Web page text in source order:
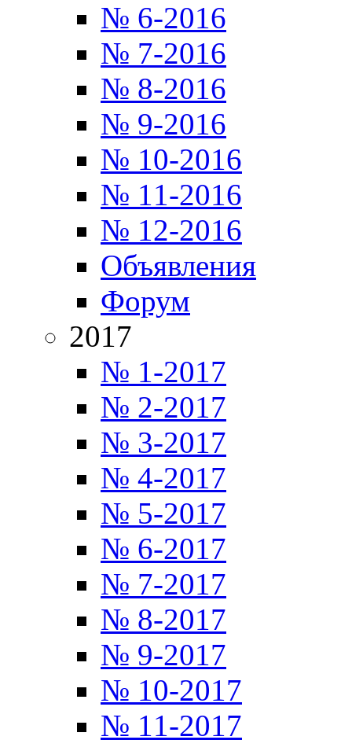
№ 6-2016
№ 7-2016
№ 8-2016
№ 9-2016
№ 10-2016
№ 11-2016
№ 12-2016
Объявления
Форум
2017
№ 1-2017
№ 2-2017
№ 3-2017
№ 4-2017
№ 5-2017
№ 6-2017
№ 7-2017
№ 8-2017
№ 9-2017
№ 10-2017
№ 11-2017